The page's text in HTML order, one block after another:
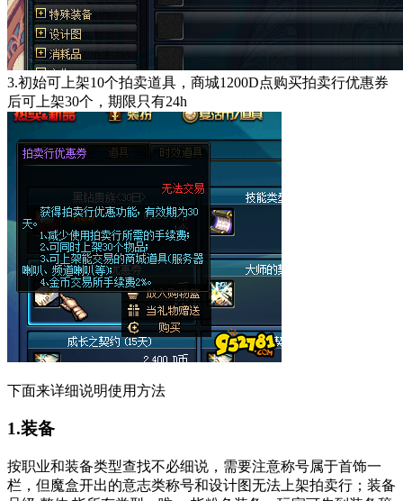
3.初始可上架10个拍卖道具，商城1200D点购买拍卖行优惠券
后可上架30个，期限只有24h
下面来详细说明使用方法
1.装备
按职业和装备类型查找不必细说，需要注意称号属于首饰一
栏，但魔盒开出的意志类称号和设计图无法上架拍卖行；装备